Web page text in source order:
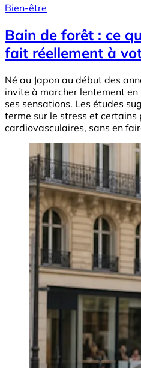
Bien-être
Bain de forêt : ce
fait réellement à
Né au Japon au début des
invite à marcher lentement
ses sensations. Les études
terme sur le stress et certains
cardiovasculaires, sans en
Image